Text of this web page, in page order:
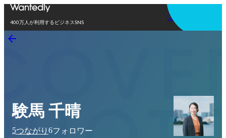
400万人が利用するビジネスSNS
アプリを使う
験馬 千晴
5つながり 6フォロワー